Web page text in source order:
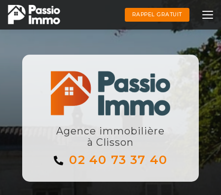
Aller
au
contenu
principal
RAPPEL GRATUIT
Agence immobilière
à Clisson
02 40 73 37 40